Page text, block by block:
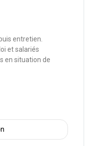
entretien.
et salariés
en situation de